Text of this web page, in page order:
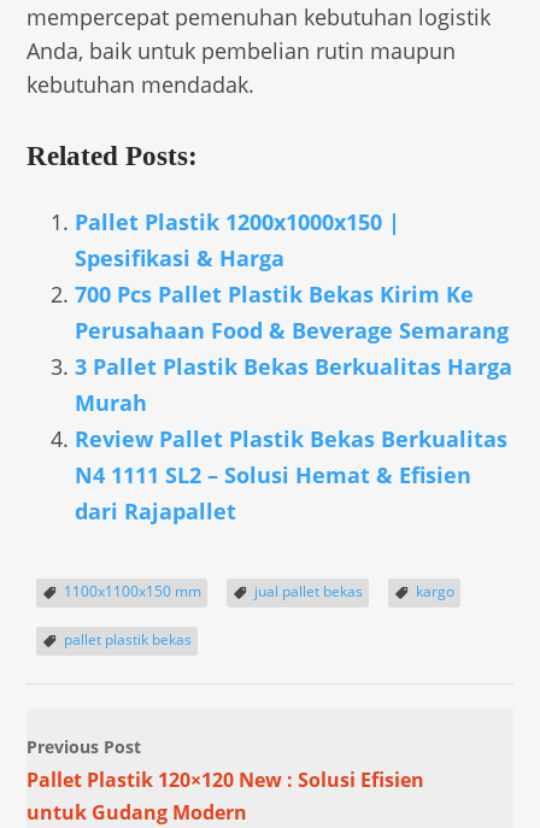
mempercepat pemenuhan kebutuhan logistik
Anda, baik untuk pembelian rutin maupun
kebutuhan mendadak.
Related Posts:
Pallet Plastik 1200x1000x150 |
Spesifikasi & Harga
700 Pcs Pallet Plastik Bekas Kirim Ke
Perusahaan Food & Beverage Semarang
3 Pallet Plastik Bekas Berkualitas Harga
Murah
Review Pallet Plastik Bekas Berkualitas
N4 1111 SL2 – Solusi Hemat & Efisien
dari Rajapallet
1100x1100x150 mm jual pallet bekas kargo
pallet plastik bekas
Previous Post
Pallet Plastik 120×120 New : Solusi Efisien
untuk Gudang Modern